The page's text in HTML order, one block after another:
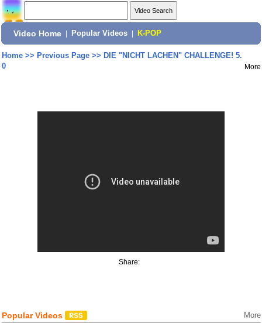
Video Home Popular Videos K-POP
Home>> Previous Page>> DIE "NICHT LACHEN" CHALLENGE! 5.
0
More
Share:
Popular Videos More